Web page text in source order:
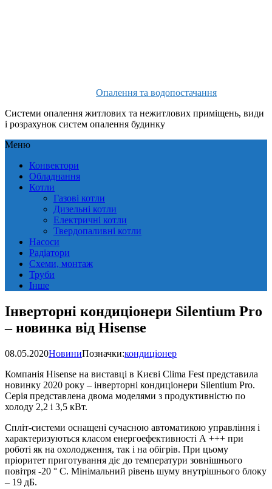
Опалення та водопостачання
Системи опалення житлових та нежитлових приміщень, види
і розрахунок систем опалення будинку
Меню
Конвектори
Обладнання
Котли
Газові котли
Дизельні котли
Електричні котли
Твердопаливні котли
Насоси
Радіатори
Схеми, монтаж
Труби
Інше
Інверторні кондиціонери Silentium Pro
– новинка від Hisense
08.05.2020НовиниПозначки:кондиціонер
Компанія Hisense на виставці в Києві Clima Fest представила
новинку 2020 року – інверторні кондиціонери Silentium Pro.
Серія представлена двома моделями з продуктивністю по
холоду 2,2 і 3,5 кВт.
Спліт-системи оснащені сучасною автоматикою управління і
характеризуються класом енергоефективності А +++ при
роботі як на охолодження, так і на обігрів. При цьому
пріоритет приготування діє до температури зовнішнього
повітря -20 ° C. Мінімальний рівень шуму внутрішнього блоку
– 19 дБ.